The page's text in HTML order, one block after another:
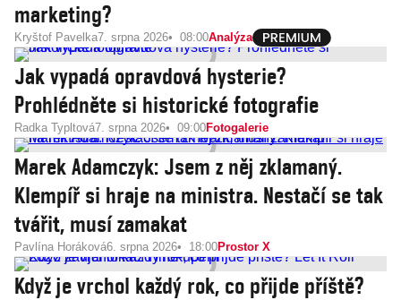
marketing?
Kryštof Pavelka7. srpna 2026 08:00Analýza
Jak vypadá opravdová hysterie?
Prohlédněte si historické fotografie
Radka Typltová7. srpna 2026 09:00Fotogalerie
Marek Adamczyk: Jsem z něj zklamaný.
Klempíř si hraje na ministra. Nestačí se tak
tvářit, musí zamakat
Pavlína Horáková6. srpna 2026 18:00Prostor X
Když je vrchol každý rok, co přijde příště?